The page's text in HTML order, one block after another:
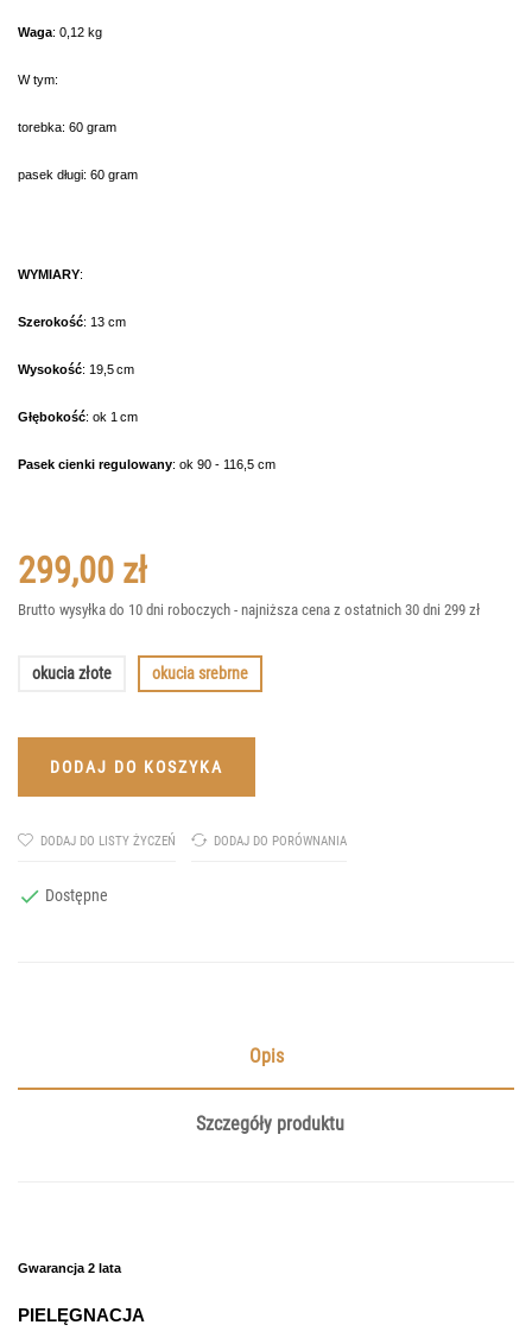
Waga: 0,12 kg
W tym:
torebka: 60 gram
pasek długi: 60 gram
WYMIARY:
Szerokość: 13 cm
Wysokość: 19,5 cm
Głębokość: ok 1 cm
Pasek cienki regulowany: ok 90 - 116,5 cm
299,00 zł
Brutto wysyłka do 10 dni roboczych - najniższa cena z ostatnich 30 dni 299 zł
okucia złote okucia srebrne
DODAJ DO KOSZYKA
DODAJ DO LISTY ŻYCZEŃ DODAJ DO PORÓWNANIA
 Dostępne
Opis
Szczegóły produktu
Gwarancja 2 lata
PIELĘGNACJA